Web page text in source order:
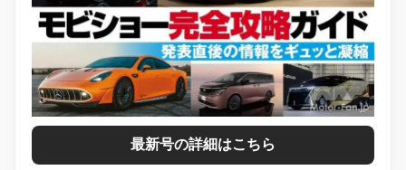
最新号の詳細はこちら